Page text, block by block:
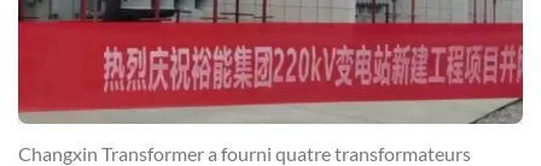
Changxin Transformer a fourni quatre transformateurs